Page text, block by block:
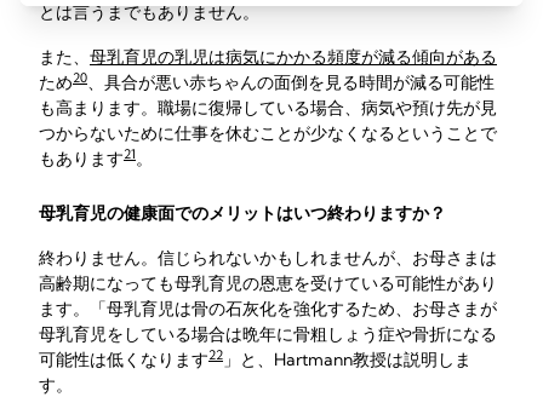
とは言うまでもありません。
また、 母乳育児の乳児は病気にかかる頻度が減る傾向がある
ため20、具合が悪い赤ちゃんの面倒を見る時間が減る可能性
も高まります。職場に復帰している場合、病気や預け先が見
つからないために仕事を休むことが少なくなるということで
もあります21。
母乳育児の健康面でのメリットはいつ終わりますか？
終わりません。信じられないかもしれませんが、お母さまは
高齢期になっても母乳育児の恩恵を受けている可能性があり
ます。「母乳育児は骨の石灰化を強化するため、お母さまが
母乳育児をしている場合は晩年に骨粗しょう症や骨折になる
可能性は低くなります22 」と、Hartmann教授は説明しま
す。